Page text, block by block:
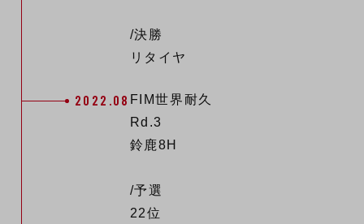
/決勝
リタイヤ
2022.08 FIM世界耐久
Rd.3
鈴鹿8H
/予選
22位